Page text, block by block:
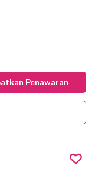
Penawaran